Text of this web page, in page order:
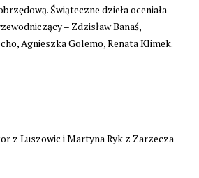
Świąteczne dzieła oceniała
– Zdzisław Banaś,
Agnieszka Golemo, Renata Klimek.
z Luszowic i Martyna Ryk z Zarzecza